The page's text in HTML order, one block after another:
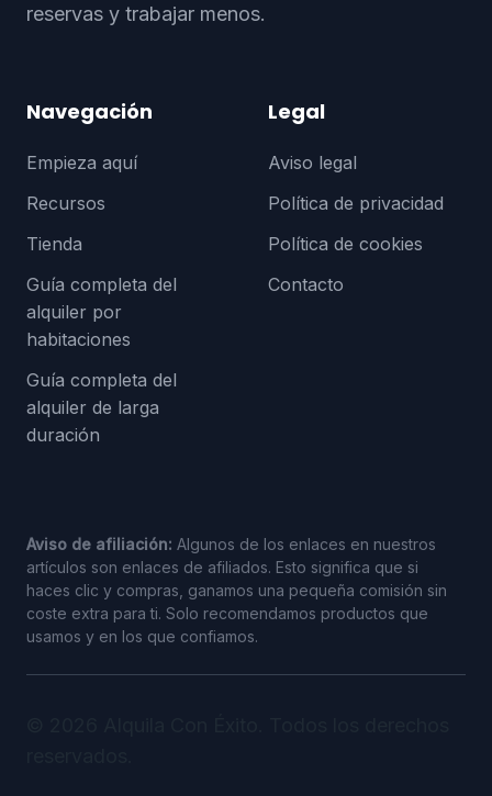
reservas y trabajar menos.
Navegación
Empieza aquí
Recursos
Tienda
Guía completa del
alquiler por
habitaciones
Guía completa del
alquiler de larga
duración
Legal
Aviso legal
Política de privacidad
Política de cookies
Contacto
Aviso de afiliación: Algunos de los enlaces en nuestros
artículos son enlaces de afiliados. Esto significa que si
haces clic y compras, ganamos una pequeña comisión sin
coste extra para ti. Solo recomendamos productos que
usamos y en los que confiamos.